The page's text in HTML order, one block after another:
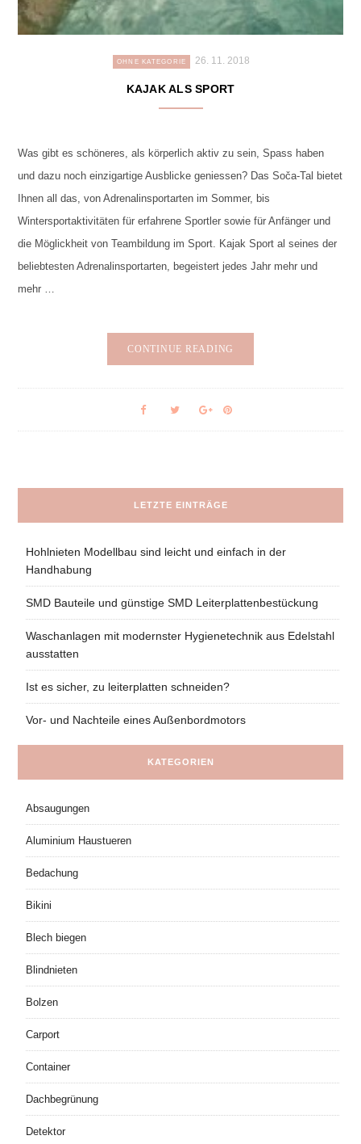
OHNE KATEGORIE 26. 11. 2018
KAJAK ALS SPORT
Was gibt es schöneres, als körperlich aktiv zu sein, Spass haben
und dazu noch einzigartige Ausblicke geniessen? Das Soča-Tal bietet
Ihnen all das, von Adrenalinsportarten im Sommer, bis
Wintersportaktivitäten für erfahrene Sportler sowie für Anfänger und
die Möglickheit von Teambildung im Sport. Kajak Sport al seines der
beliebtesten Adrenalinsportarten, begeistert jedes Jahr mehr und
mehr …
CONTINUE READING
LETZTE EINTRÄGE
Hohlnieten Modellbau sind leicht und einfach in der
Handhabung
SMD Bauteile und günstige SMD Leiterplattenbestückung
Waschanlagen mit modernster Hygienetechnik aus Edelstahl
ausstatten
Ist es sicher, zu leiterplatten schneiden?
Vor- und Nachteile eines Außenbordmotors
KATEGORIEN
Absaugungen
Aluminium Haustueren
Bedachung
Bikini
Blech biegen
Blindnieten
Bolzen
Carport
Container
Dachbegrünung
Detektor